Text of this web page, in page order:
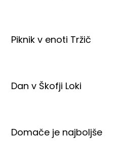
Piknik v enoti Tržič
Dan v Škofji Loki
Domače je najboljše